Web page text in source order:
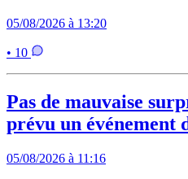
05/08/2026 à 13:20
• 10
Pas de mauvaise
prévu un événement
05/08/2026 à 11:16